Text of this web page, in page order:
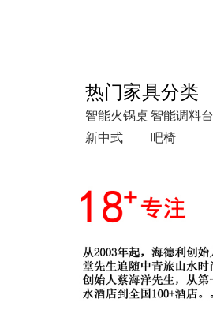
热门家具分类
智能火锅桌 智能调料台
新中式
吧椅